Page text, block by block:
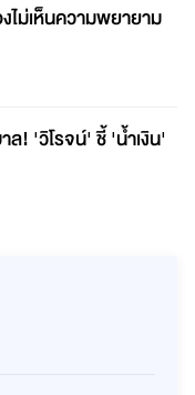
ม่เห็นความพยายาม
ล! 'วิโรจน์' ชี้ 'น้ำเงิน'